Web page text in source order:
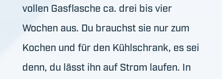
vollen Gasflasche ca. drei bis vier
Wochen aus. Du brauchst sie nur zum
Kochen und für den Kühlschrank, es sei
denn, du lässt ihn auf Strom laufen. In